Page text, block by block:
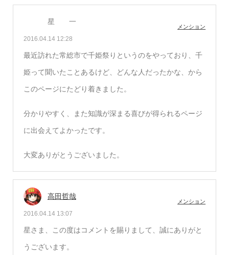
星 一
2016.04.14 12:28
メンション
最近訪れた常総市で千姫祭りというのをやっており、千
姫って聞いたことあるけど、どんな人だったかな、から
このページにたどり着きました。
分かりやすく、また知識が深まる喜びが得られるページ
に出会えてよかったです。
大変ありがとうございました。
高田哲哉
2016.04.14 13:07
メンション
星さま、この度はコメントを賜りまして、誠にありがと
うございます。